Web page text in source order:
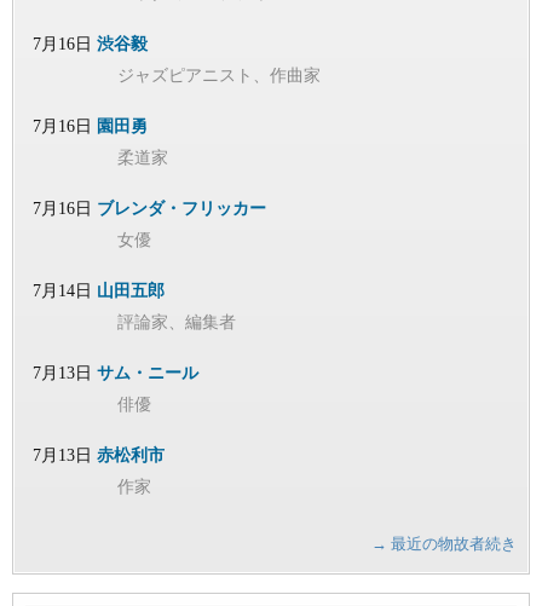
7月16日 渋谷毅
ジャズピアニスト、作曲家
7月16日 園田勇
柔道家
7月16日 ブレンダ・フリッカー
女優
7月14日 山田五郎
評論家、編集者
7月13日 サム・ニール
俳優
7月13日 赤松利市
作家
→ 最近の物故者続き